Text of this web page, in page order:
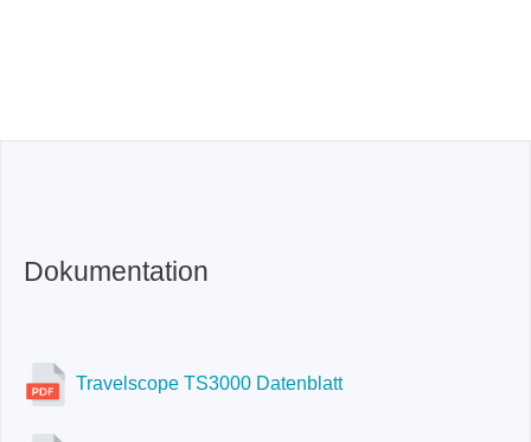
Dokumentation
Travelscope TS3000 Datenblatt